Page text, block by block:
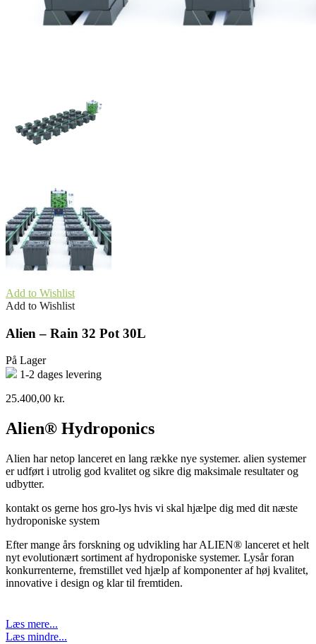
Add to Wishlist
Add to Wishlist
Alien – Rain 32 Pot 30L
På Lager
1-2 dages levering
25.400,00 kr.
Alien® Hydroponics
Alien har netop lanceret en lang række nye systemer. alien systemer
er udført i utrolig god kvalitet og sikre dig maksimale resultater og
udbytter.
kontakt os gerne hos gro-lys hvis vi skal hjælpe dig med dit næste
hydroponiske system
Efter mange års forskning og udvikling har ALIEN® lanceret et helt
nyt evolutionært sortiment af hydroponiske systemer. Lysår foran
konkurrenterne, fremstillet ved hjælp af komponenter af høj kvalitet,
innovative i design og klar til fremtiden.
Læs mere...
Læs mindre...